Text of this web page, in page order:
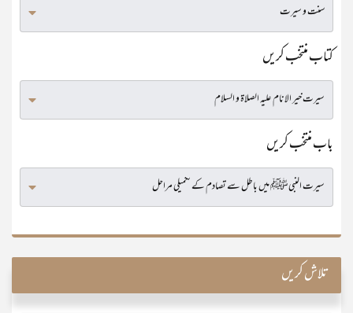
کتاب منتخب کریں
باب منتخب کریں
تلاش کریں